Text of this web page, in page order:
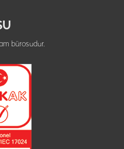
bürosudur.